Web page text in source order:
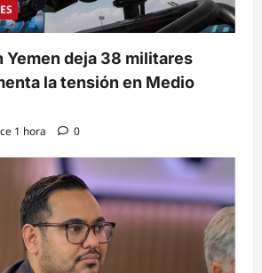
Yemen deja 38 militares
la tensión en Medio
1 hora 0